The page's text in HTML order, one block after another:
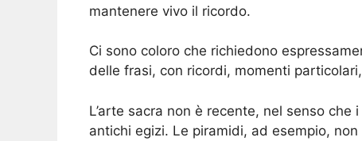
mantenere vivo il ricordo.
Ci sono coloro che richiedono
delle frasi, con ricordi, momenti
L’arte sacra non è recente, nel senso
antichi egizi. Le piramidi, ad esempio,